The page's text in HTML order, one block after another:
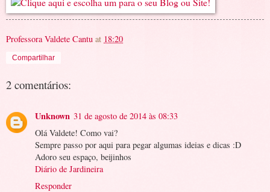
Professora Valdete Cantu at 18:20
Compartilhar
2 comentários:
Unknown 31 de agosto de 2014 às 08:33
Olá Valdete! Como vai?
Sempre passo por aqui para pegar algumas ideias e dicas :D
Adoro seu espaço, beijinhos
Diário de Jardineira
Responder